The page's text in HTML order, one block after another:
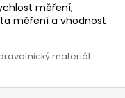
měření,
měření a vhodnost
materiál